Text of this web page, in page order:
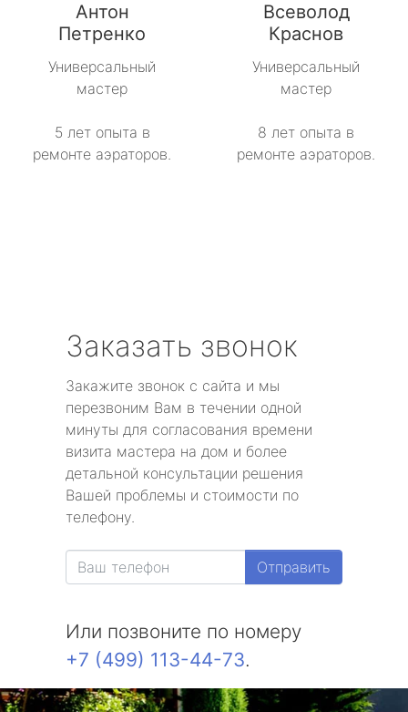
Антон
Петренко
Универсальный
мастер
5 лет опыта в
ремонте аэраторов.
Всеволод
Краснов
Универсальный
мастер
8 лет опыта в
ремонте аэраторов.
Заказать звонок
Закажите звонок с сайта и мы
перезвоним Вам в течении одной
минуты для согласования времени
визита мастера на дом и более
детальной консультации решения
Вашей проблемы и стоимости по
телефону.
Отправить
Или позвоните по номеру
+7 (499) 113-44-73.